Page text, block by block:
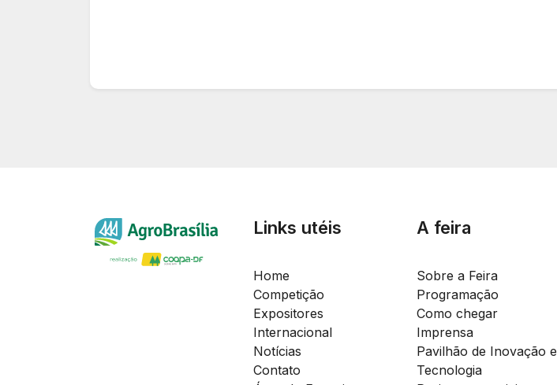
Links utéis
Home
Competição
Expositores
Internacional
Notícias
Contato
A feira
Sobre a Feira
Programação
Como chegar
Imprensa
Pavilhão de Inovação e
Tecnologia